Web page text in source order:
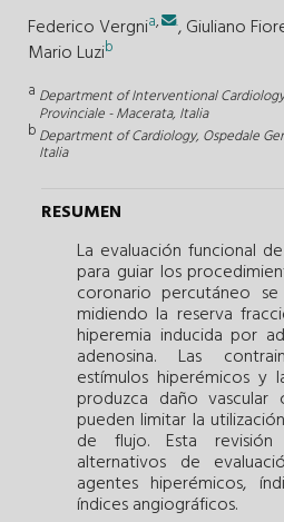
Federico Vergnia, .,Giuliano
Mario Luzib
a Department of Interventional
Provinciale - Macerata, Italia
bDepartment of Cardiology, Ospedale
Italia
RESUMEN
La evaluación funcional
para guiar los
coronario percutáneo
midiendo la reserva
hiperemia inducida por
adenosina. Las
estímulos hiperémicos y
produzca daño
pueden limitar la
de flujo. Esta
alternativos de
agentes hiperémicos,
índices angiográficos.